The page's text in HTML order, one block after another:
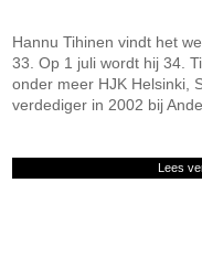
Hannu Tihinen vindt het
33. Op 1 juli wordt hij 34.
onder meer HJK Helsinki,
verdediger in 2002 bij
Lees